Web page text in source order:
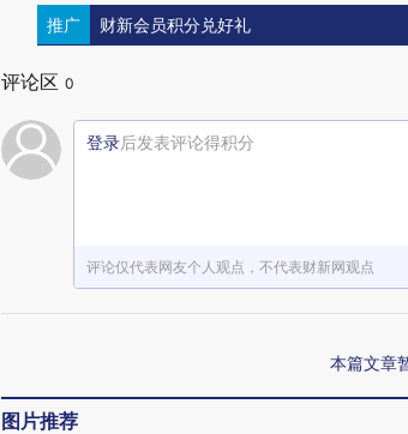
推广 财新会员积分兑好礼
评论区 0
登录后发表评论得积分
评论仅代表网友个人观点，不代表财新网观点
本篇文章
图片推荐